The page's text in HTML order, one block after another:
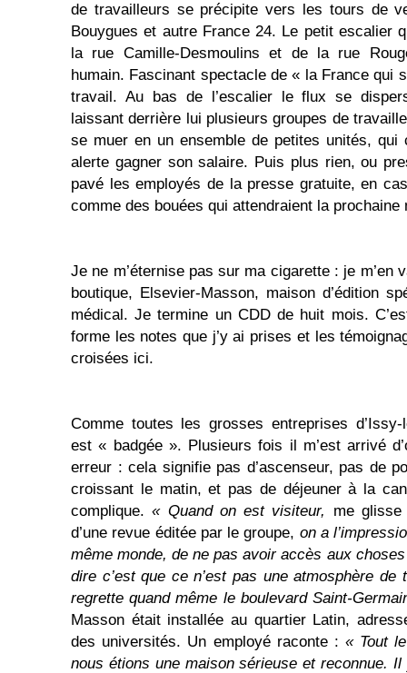
de travailleurs se précipite vers les tours de
Bouygues et autre France 24. Le petit escalier
la rue Camille-Desmoulins et de la rue
humain. Fascinant spectacle de « la France qui
travail. Au bas de l’escalier le flux se
laissant derrière lui plusieurs groupes de
se muer en un ensemble de petites unités, qui
alerte gagner son salaire. Puis plus rien, ou
pavé les employés de la presse gratuite, en
comme des bouées qui attendraient la prochaine
Je ne m’éternise pas sur ma cigarette : je m’en
boutique, Elsevier-Masson, maison d’édition
médical. Je termine un CDD de huit mois.
forme les notes que j’y ai prises et les
croisées ici.
Comme toutes les grosses entreprises
est « badgée ». Plusieurs fois il m’est arrivé
erreur : cela signifie pas d’ascenseur, pas de
croissant le matin, et pas de déjeuner à la
complique.« Quand on est visiteur, me glisse
d’une revue éditée par le groupe, on a
même monde, de ne pas avoir accès aux
dire c’est que ce n’est pas une atmosphère
regrette quand même le boulevard Saint-
Masson était installée au quartier Latin,
des universités. Un employé raconte : « Tout
nous étions une maison sérieuse et reconnue.